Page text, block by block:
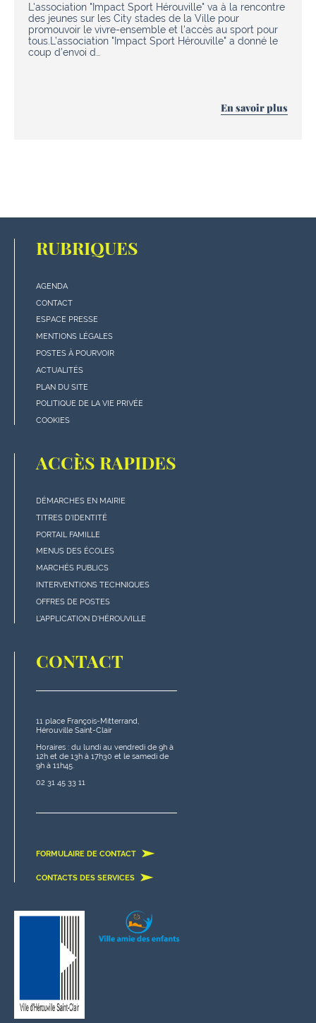
L'association "Impact Sport Hérouville" va à la rencontre
des jeunes sur les City stades de la Ville pour
promouvoir le vivre-ensemble et l'accès au sport pour
tous.L’association "Impact Sport Hérouville" a donné le
coup d’envoi d…
En savoir plus
RUBRIQUES
Menu
"rubriques"
en
bas
de
page
AGENDA
CONTACT
ESPACE PRESSE
MENTIONS LÉGALES
POSTES À POURVOIR
ACTUALITÉS
PLAN DU SITE
POLITIQUE DE LA VIE PRIVÉE
COOKIES
ACCÈS RAPIDES
Menu
"Accès
rapides"
en
bas
de
page
DÉMARCHES EN MAIRIE
TITRES D'IDENTITÉ
PORTAIL FAMILLE
MENUS DES ÉCOLES
MARCHÉS PUBLICS
INTERVENTIONS TECHNIQUES
OFFRES DE POSTES
L'APPLICATION D'HÉROUVILLE
CONTACT
11 place François-Mitterrand,
Hérouville Saint-Clair
Horaires : du lundi au vendredi de 9h à
12h et de 13h à 17h30 et le samedi de
9h à 11h45.
02 31 45 33 11
FORMULAIRE DE CONTACT
CONTACTS DES SERVICES